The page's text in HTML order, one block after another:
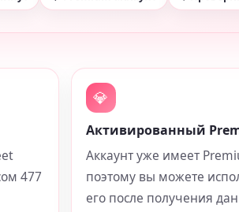
477
💎
Активированный
Аккаунт уже имеет
поэтому вы можете
его после получения